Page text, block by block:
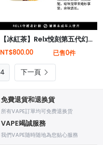
【冰紅茶】Relx悅刻第五代幻影霧化煙彈 濃郁茶香味
NT$800.00 已售0件
4 下一頁
免費退貨和退换貨
所有VAPE訂單均可免费退换货
VAPE竭誠服務
我們VAPE随時随地為您贴心服務